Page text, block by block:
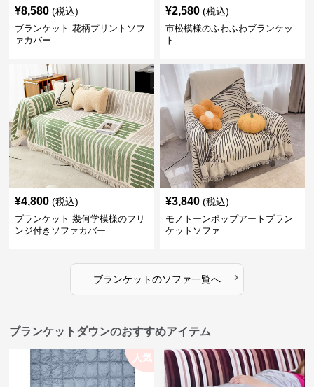
¥8,580 (税込)
ブランケット 花柄プリントソフ
ァカバー
¥2,580 (税込)
市松模様のふわふわブランケッ
ト
¥4,800 (税込)
ブランケット 幾何学模様のフリ
ンジ付きソファカバー
¥3,840 (税込)
モノトーンポップアートブラン
ケットソファ
ブランケットのソファ一覧へ ›
ブランケットダウンのおすすめアイテム
人気